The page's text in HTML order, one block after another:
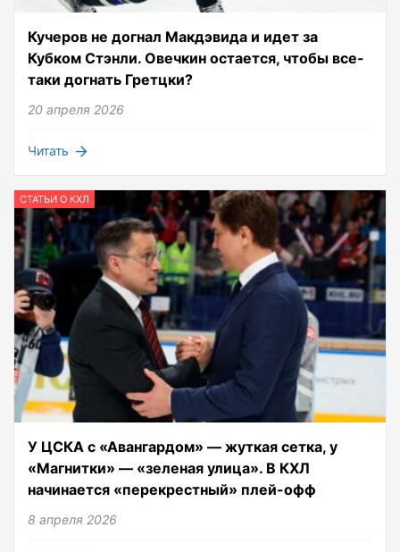
Кучеров не догнал Макдэвида и идет за
Кубком Стэнли. Овечкин остается, чтобы все-
таки догнать Гретцки?
20 апреля 2026
Читать
СТАТЬИ О КХЛ
У ЦСКА с «Авангардом» — жуткая сетка, у
«Магнитки» — «зеленая улица». В КХЛ
начинается «перекрестный» плей-офф
8 апреля 2026